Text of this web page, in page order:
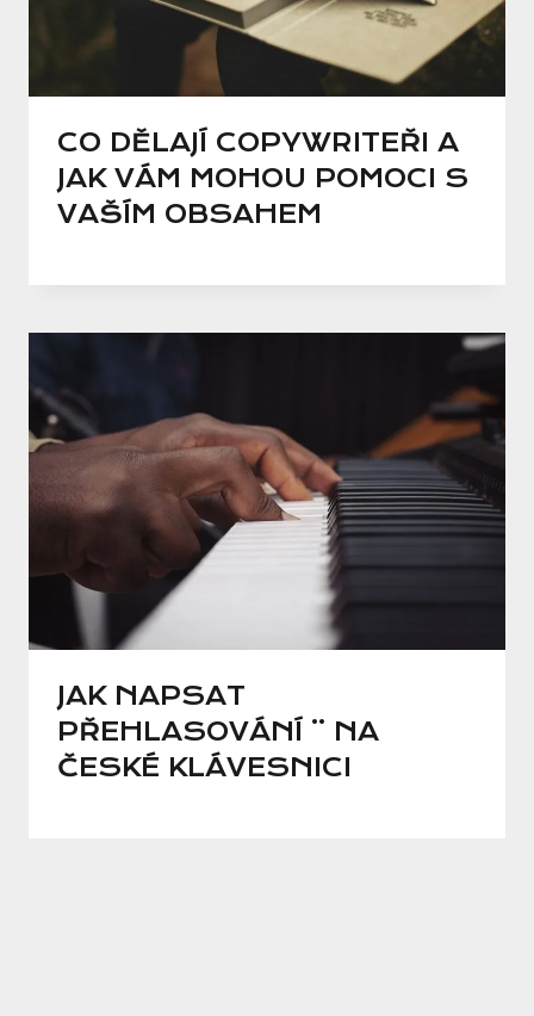
CO DĚLAJÍ COPYWRITEŘI A
JAK VÁM MOHOU POMOCI S
VAŠÍM OBSAHEM
JAK NAPSAT
PŘEHLASOVÁNÍ ¨ NA
ČESKÉ KLÁVESNICI